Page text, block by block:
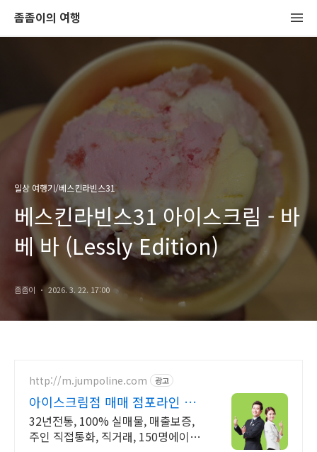
좀좀이의 여행
일상 여행기/베스킨라빈스31
베스킨라빈스31 아이스크림 - 바
베 바 (Lessly Edition)
좀좀이 2026. 3. 22. 17:00
http://m.jumpoline.com 광고
아이스크림점 매매 점포라인 빠
른 직거래 & 안전중개거래
32년전통, 100% 실매물, 매출보증,
주인 직접통화, 직거래, 150명에이전